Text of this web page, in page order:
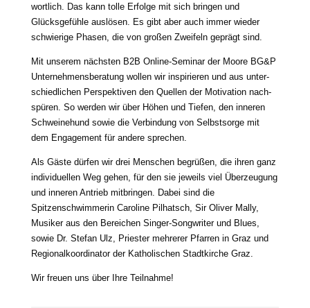
wort­lich. Das kann tol­le Erfolge mit sich brin­gen und
Glücksgefühle aus­lö­sen. Es gibt aber auch immer wie­der
schwie­ri­ge Phasen, die von gro­ßen Zweifeln geprägt sind.
Mit unse­rem nächs­ten B2B Online-Seminar der Moore BG&P
Unternehmensberatung wol­len wir inspi­rie­ren und aus unter­
schied­li­chen Perspektiven den Quellen der Motivation nach­
spü­ren. So wer­den wir über Höhen und Tiefen, den inne­ren
Schweinehund sowie die Verbindung von Selbstsorge mit
dem Engagement für ande­re sprechen.
Als Gäste dür­fen wir drei Menschen begrü­ßen, die ihren ganz
indi­vi­du­el­len Weg gehen, für den sie jeweils viel Überzeugung
und inne­ren Antrieb mit­brin­gen. Dabei sind die
Spitzenschwimmerin Caroline Pilhatsch, Sir Oliver Mally,
Musiker aus den Bereichen Singer-Songwriter und Blues,
sowie Dr. Stefan Ulz, Priester meh­re­rer Pfarren in Graz und
Regionalkoordinator der Katholischen Stadtkirche Graz.
Wir freu­en uns über Ihre Teilnahme!